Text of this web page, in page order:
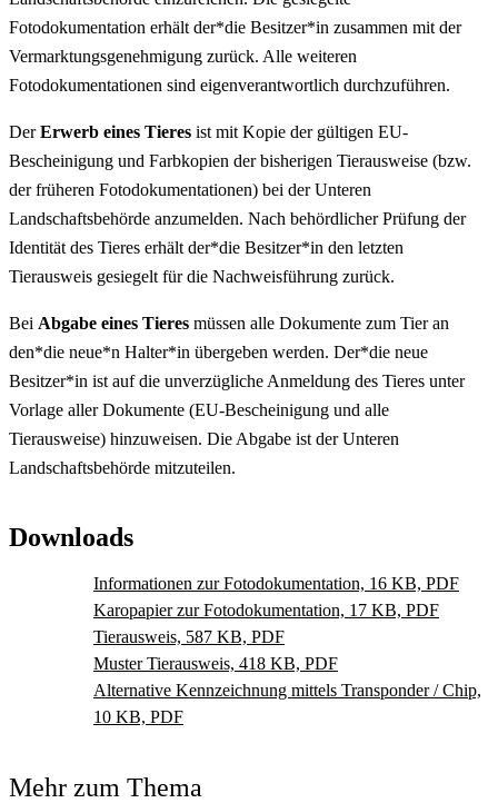
Fotodokumentation erhält der*die Besitzer*in zusammen mit der
Vermarktungsgenehmigung zurück. Alle weiteren
Fotodokumentationen sind eigenverantwortlich durchzuführen.
DerErwerb eines Tieres ist mit Kopie der gültigen EU-
Bescheinigung und Farbkopien der bisherigen Tierausweise (bzw.
der früheren Fotodokumentationen) bei der Unteren
Landschaftsbehörde anzumelden. Nach behördlicher Prüfung der
Identität des Tieres erhält der*die Besitzer*in den letzten
Tierausweis gesiegelt für die Nachweisführung zurück.
Bei Abgabe eines Tieres müssen alle Dokumente zum Tier an
den*die neue*n Halter*in übergeben werden. Der*die neue
Besitzer*in ist auf die unverzügliche Anmeldung des Tieres unter
Vorlage aller Dokumente (EU-Bescheinigung und alle
Tierausweise) hinzuweisen. Die Abgabe ist der Unteren
Landschaftsbehörde mitzuteilen.
Downloads
Informationen zur Fotodokumentation, 16 KB, PDF
Karopapier zur Fotodokumentation, 17 KB, PDF
Tierausweis, 587 KB, PDF
Muster Tierausweis, 418 KB, PDF
Alternative Kennzeichnung mittels Transponder / Chip,
10 KB, PDF
Mehr zum Thema